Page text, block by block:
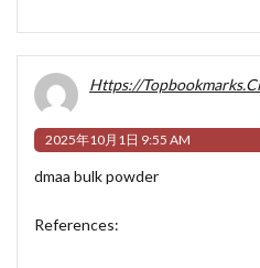
Https://
2025年10月1日 9:55 AM
dmaa bulk powder
References: